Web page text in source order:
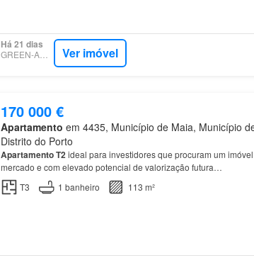
Há 21 dias
GREEN-ACRES Ver imóvel
170 000 €
Apartamento em 4435, Município de Maia, Município
Distrito do Porto
ApartamentoT2ideal para investidores que procuram um
mercado e com elevado potencial de valorização futura…
T3
1 banheiro 113 m²